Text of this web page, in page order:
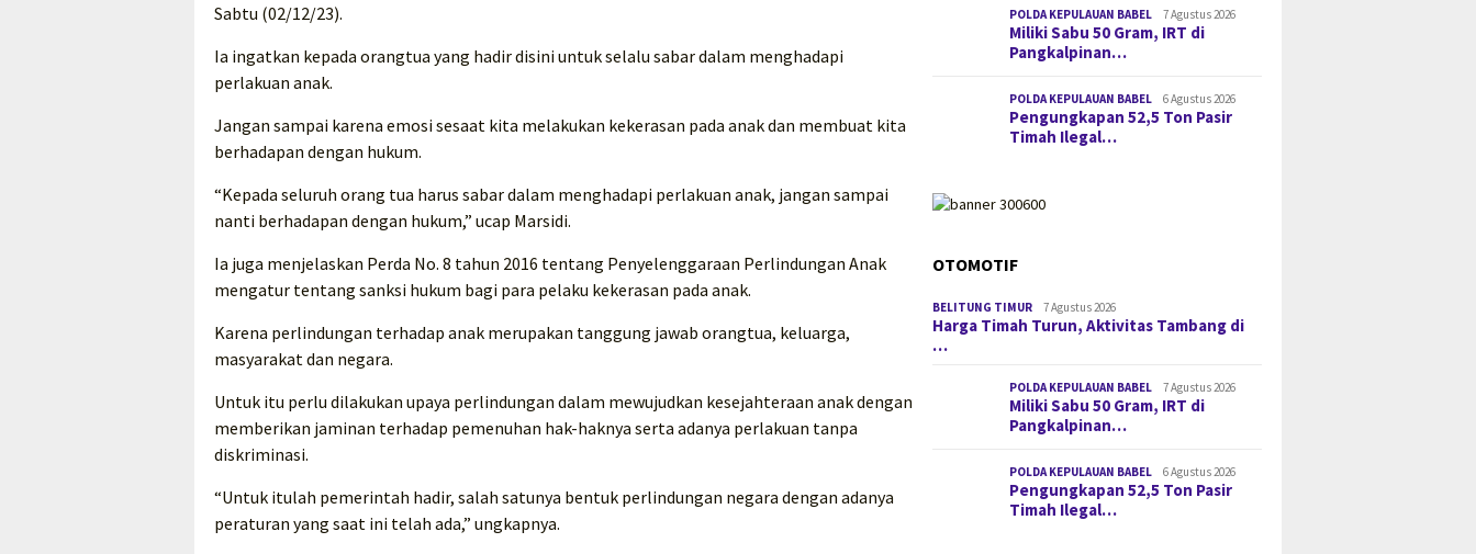
Sabtu (02/12/23).
Ia ingatkan kepada orangtua yang hadir disini untuk selalu sabar dalam menghadapi
perlakuan anak.
Jangan sampai karena emosi sesaat kita melakukan kekerasan pada anak dan membuat kita
berhadapan dengan hukum.
“Kepada seluruh orang tua harus sabar dalam menghadapi perlakuan anak, jangan sampai
nanti berhadapan dengan hukum,” ucap Marsidi.
Ia juga menjelaskan Perda No. 8 tahun 2016 tentang Penyelenggaraan Perlindungan Anak
mengatur tentang sanksi hukum bagi para pelaku kekerasan pada anak.
Karena perlindungan terhadap anak merupakan tanggung jawab orangtua, keluarga,
masyarakat dan negara.
Untuk itu perlu dilakukan upaya perlindungan dalam mewujudkan kesejahteraan anak dengan
memberikan jaminan terhadap pemenuhan hak-haknya serta adanya perlakuan tanpa
diskriminasi.
“Untuk itulah pemerintah hadir, salah satunya bentuk perlindungan negara dengan adanya
peraturan yang saat ini telah ada,” ungkapnya.
POLDA KEPULAUAN BABEL 7 Agustus 2026
Miliki Sabu 50 Gram, IRT di
Pangkalpinan…
POLDA KEPULAUAN BABEL 6 Agustus 2026
Pengungkapan 52,5 Ton Pasir
Timah Ilegal…
OTOMOTIF
BELITUNG TIMUR 7 Agustus 2026
Harga Timah Turun, Aktivitas Tambang di
…
POLDA KEPULAUAN BABEL 7 Agustus 2026
Miliki Sabu 50 Gram, IRT di
Pangkalpinan…
POLDA KEPULAUAN BABEL 6 Agustus 2026
Pengungkapan 52,5 Ton Pasir
Timah Ilegal…